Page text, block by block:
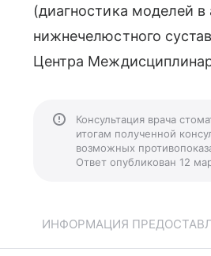
(диагностика моделей
нижнечелюстного
Центра
Консультация врача
итогам полученной
возможных
Ответ опубликован 12
ИНФОРМАЦИЯ